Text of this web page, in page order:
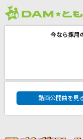
Monopoly
乃木坂46
今なら採用
DAM★と
動画公開曲を見